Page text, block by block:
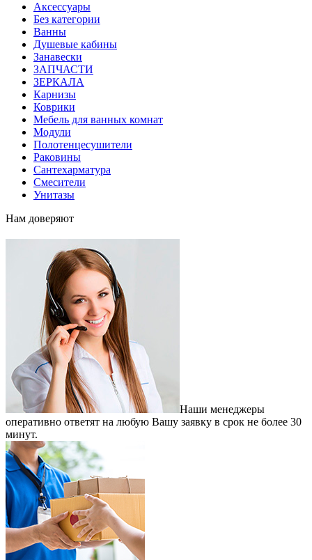
Аксессуары
Без категории
Ванны
Душевые кабины
Занавески
ЗАПЧАСТИ
ЗЕРКАЛА
Карнизы
Коврики
Мебель для ванных комнат
Модули
Полотенцесушители
Раковины
Сантехарматура
Смесители
Унитазы
Нам доверяют
Наши менеджеры
оперативно ответят на любую Вашу заявку в срок не более 30
минут.